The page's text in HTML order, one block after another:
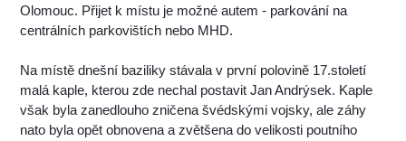
Olomouc. Přijet k místu je možné autem - parkování na
centrálních parkovištích nebo MHD.
Na místě dnešní baziliky stávala v první polovině 17.století
malá kaple, kterou zde nechal postavit Jan Andrýsek. Kaple
však byla zanedlouho zničena švédskými vojsky, ale záhy
nato byla opět obnovena a zvětšena do velikosti poutního